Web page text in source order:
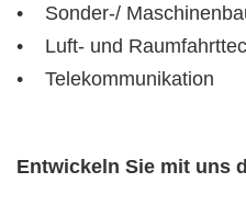
• Sonder-/
• Luft- und
• Telekommunikation
Entwickeln Sie mit uns